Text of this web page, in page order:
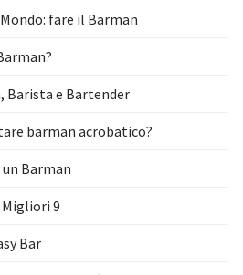
fare il Barman
Barista e Bartender
barman acrobatico?
un Barman
9
Bar